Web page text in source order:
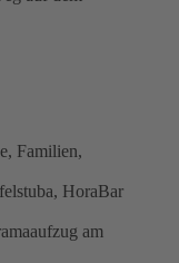
Familien,
HoraBar
am